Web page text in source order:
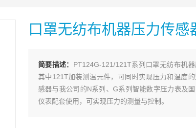
口罩无纺布机器压力传感
简要描述： PT124G-121/121T系列口罩无纺布机器
其中121T加装测温元件，可同时实现压力和温度
感器与我公司的N系列、G系列智能数字压力表及
仪表配套使用，可实现压力的测量与控制。